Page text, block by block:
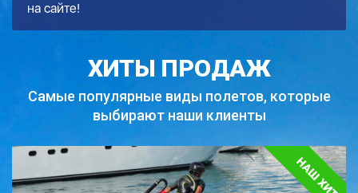
на сайте!
ХИТЫ ПРОДАЖ
Самые популярные виды полетов, которые
выбирают наши клиенты